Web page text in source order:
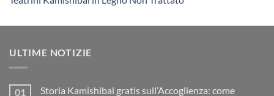
ULTIME NOTIZIE
01
Storia Kamishibai gratis sull’Accoglienza: come